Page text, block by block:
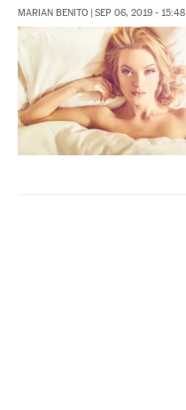
MARIAN BENITO SEP 06, 2019 - 15:48